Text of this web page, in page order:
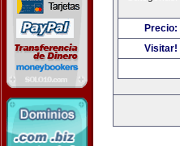
Precio:
Visitar!